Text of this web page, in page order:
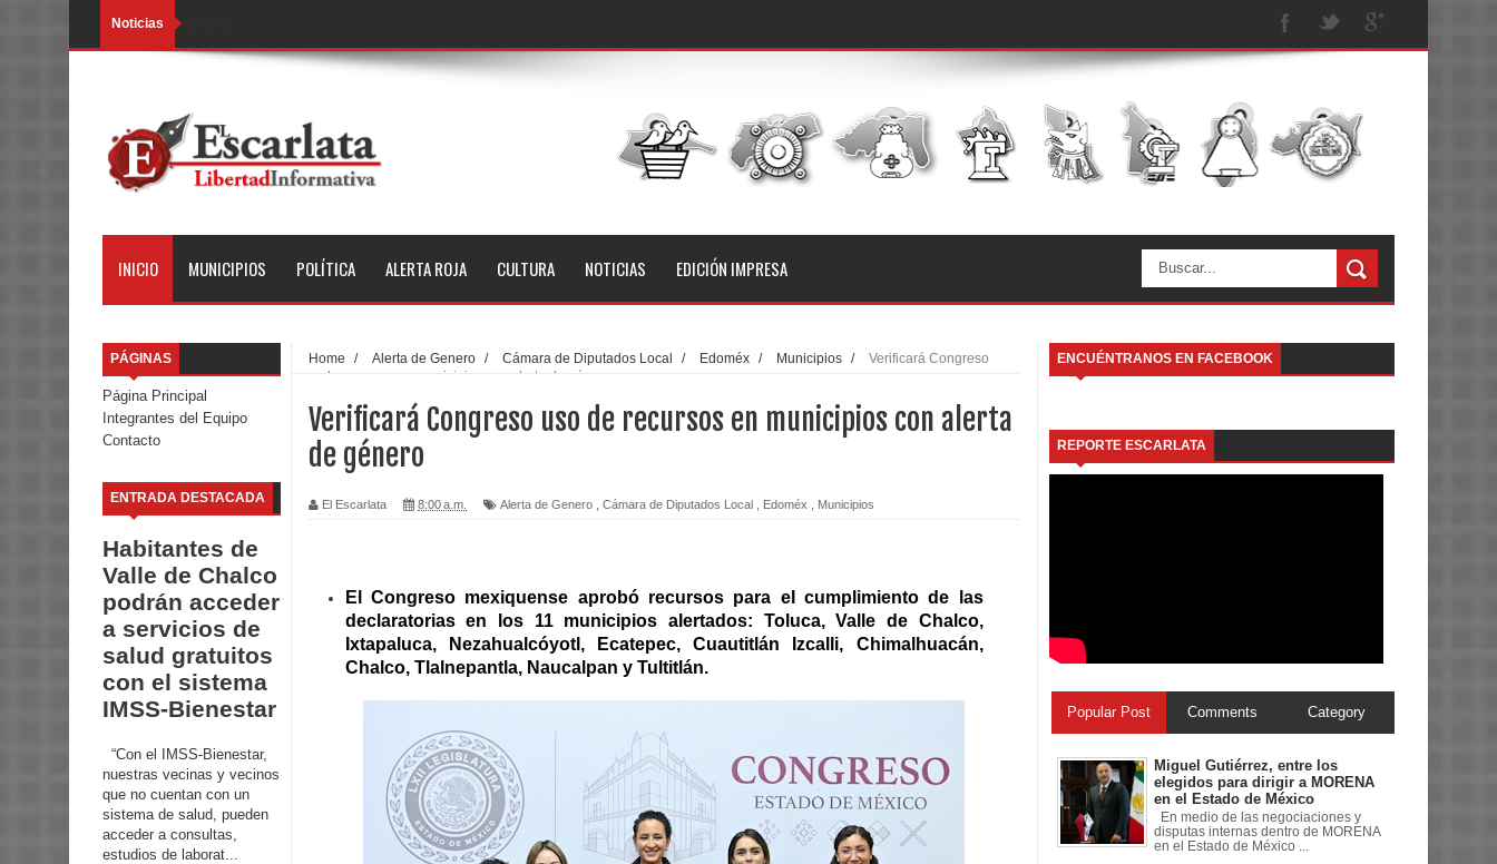
Noticias
INICIO MUNICIPIOS POLÍTICA ALERTA ROJA CULTURA NOTICIAS EDICIÓN IMPRESA
PÁGINAS
Página Principal
Integrantes del Equipo
Contacto
ENTRADA DESTACADA
Habitantes de
Valle de Chalco
podrán acceder
a servicios de
salud gratuitos
con el sistema
IMSS-Bienestar
“Con el IMSS-Bienestar,
nuestras vecinas y vecinos
que no cuentan con un
sistema de salud, pueden
acceder a consultas,
estudios de laborat...
Home / Alerta de Genero / Cámara de Diputados Local / Edoméx / Municipios /
Verificará Congreso
uso de recursos en municipios con alerta de género
Verificará Congreso uso de recursos en municipios con alerta
de género
El Escarlata 8:00 a.m. Alerta de Genero Cámara de Diputados Local Edoméx Municipios
El Congreso mexiquense aprobó recursos para el cumplimiento de las
declaratorias en los 11 municipios alertados: Toluca, Valle de Chalco,
Ixtapaluca, Nezahualcóyotl, Ecatepec, Cuautitlán Izcalli, Chimalhuacán,
Chalco, Tlalnepantla, Naucalpan y Tultitlán.
ENCUÉNTRANOS EN FACEBOOK
REPORTE ESCARLATA
Popular Post Comments Category
Miguel Gutiérrez, entre los
elegidos para dirigir a MORENA
en el Estado de México
En medio de las negociaciones y
disputas internas dentro de MORENA
en el Estado de México ...